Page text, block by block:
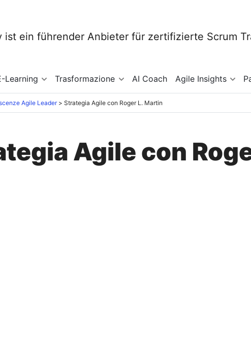
Learning Trasformazione AI Coach Agile Insights
Agile Leader Strategia Agile con Roger L. Martin
Agile con